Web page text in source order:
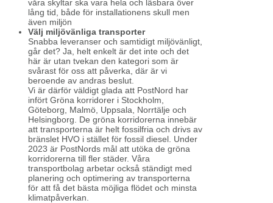
våra skyltar ska vara hela och läsbara över
lång tid, både för installationens skull men
även miljön
Välj miljövänliga transporter
Snabba leveranser och samtidigt miljövänligt,
går det? Ja, helt enkelt är det inte och det
här är utan tvekan den kategori som är
svårast för oss att påverka, där är vi
beroende av andras beslut.
Vi är därför väldigt glada att PostNord har
infört Gröna korridorer i Stockholm,
Göteborg, Malmö, Uppsala, Norrtälje och
Helsingborg. De gröna korridorerna innebär
att transporterna är helt fossilfria och drivs av
bränslet HVO i stället för fossil diesel. Under
2023 är PostNords mål att utöka de gröna
korridorerna till fler städer. Våra
transportbolag arbetar också ständigt med
planering och optimering av transporterna
för att få det bästa möjliga flödet och minsta
klimatpåverkan.